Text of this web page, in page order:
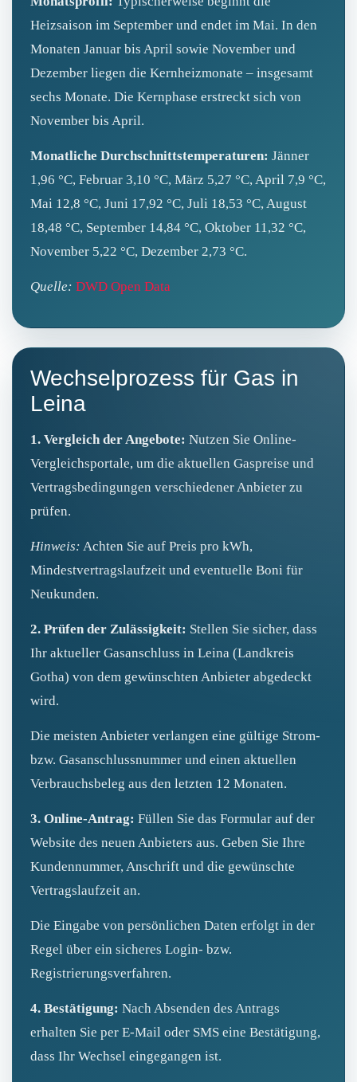
Heizsaison im September und endet im Mai. In den
Monaten Januar bis April sowie November und
Dezember liegen die Kernheizmonate – insgesamt
sechs Monate. Die Kernphase erstreckt sich von
November bis April.
Monatliche Durchschnittstemperaturen: Jänner
1,96 °C, Februar 3,10 °C, März 5,27 °C, April 7,9 °C,
Mai 12,8 °C, Juni 17,92 °C, Juli 18,53 °C, August
18,48 °C, September 14,84 °C, Oktober 11,32 °C,
November 5,22 °C, Dezember 2,73 °C.
Quelle: DWD Open Data
Wechselprozess für Gas in
Leina
1. Vergleich der Angebote: Nutzen Sie Online-
Vergleichsportale, um die aktuellen Gaspreise und
Vertragsbedingungen verschiedener Anbieter zu
prüfen.
Hinweis: Achten Sie auf Preis pro kWh,
Mindestvertragslaufzeit und eventuelle Boni für
Neukunden.
2. Prüfen der Zulässigkeit: Stellen Sie sicher, dass
Ihr aktueller Gasanschluss in Leina (Landkreis
Gotha) von dem gewünschten Anbieter abgedeckt
wird.
Die meisten Anbieter verlangen eine gültige Strom-
bzw. Gasanschlussnummer und einen aktuellen
Verbrauchsbeleg aus den letzten 12 Monaten.
3. Online-Antrag: Füllen Sie das Formular auf der
Website des neuen Anbieters aus. Geben Sie Ihre
Kundennummer, Anschrift und die gewünschte
Vertragslaufzeit an.
Die Eingabe von persönlichen Daten erfolgt in der
Regel über ein sicheres Login- bzw.
Registrierungsverfahren.
4. Bestätigung: Nach Absenden des Antrags
erhalten Sie per E‑Mail oder SMS eine Bestätigung,
dass Ihr Wechsel eingegangen ist.